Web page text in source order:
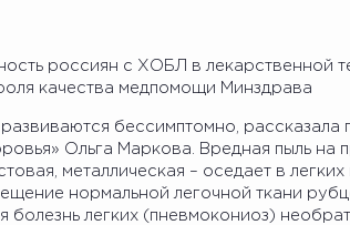
россиян с ХОБЛ в лекарственной
качества медпомощи Минздрава
бессимптомно, рассказала
Ольга Маркова. Вредная пыль на
металлическая – оседает в
нормальной легочной ткани
болезнь легких (пневмокониоз)